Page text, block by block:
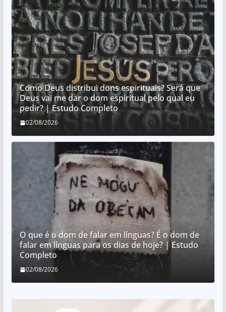
Como Deus distribui dons espirituais? Será que
Deus vai me dar o dom espiritual pelo qual eu
pedir? | Estudo Completo
02/08/2026
O que é o dom de falar em línguas? É o dom de
falar em línguas para os dias de hoje? | Estudo
Completo
02/08/2026